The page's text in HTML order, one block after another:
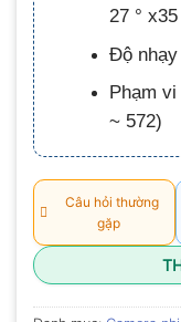
27 °
Độ
Phạm
~ 572)
Câu hỏi thường
gặp